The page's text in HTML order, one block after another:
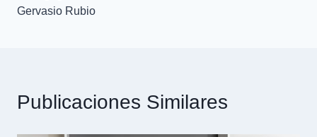
Gervasio Rubio
Publicaciones Similares